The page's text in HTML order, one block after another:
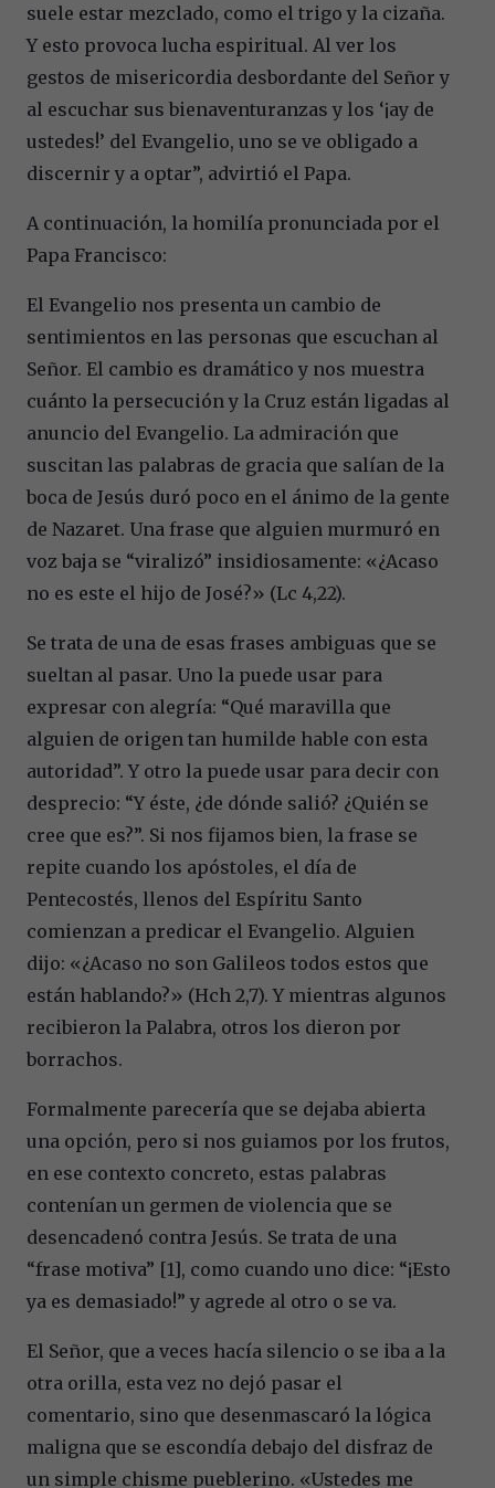
suele estar mezclado, como el trigo y la cizaña.
Y esto provoca lucha espiritual. Al ver los
gestos de misericordia desbordante del Señor y
al escuchar sus bienaventuranzas y los ‘¡ay de
ustedes!’ del Evangelio, uno se ve obligado a
discernir y a optar”, advirtió el Papa.
A continuación, la homilía pronunciada por el
Papa Francisco:
El Evangelio nos presenta un cambio de
sentimientos en las personas que escuchan al
Señor. El cambio es dramático y nos muestra
cuánto la persecución y la Cruz están ligadas al
anuncio del Evangelio. La admiración que
suscitan las palabras de gracia que salían de la
boca de Jesús duró poco en el ánimo de la gente
de Nazaret. Una frase que alguien murmuró en
voz baja se “viralizó” insidiosamente: «¿Acaso
no es este el hijo de José?» (Lc 4,22).
Se trata de una de esas frases ambiguas que se
sueltan al pasar. Uno la puede usar para
expresar con alegría: “Qué maravilla que
alguien de origen tan humilde hable con esta
autoridad”. Y otro la puede usar para decir con
desprecio: “Y éste, ¿de dónde salió? ¿Quién se
cree que es?”. Si nos fijamos bien, la frase se
repite cuando los apóstoles, el día de
Pentecostés, llenos del Espíritu Santo
comienzan a predicar el Evangelio. Alguien
dijo: «¿Acaso no son Galileos todos estos que
están hablando?» (Hch 2,7). Y mientras algunos
recibieron la Palabra, otros los dieron por
borrachos.
Formalmente parecería que se dejaba abierta
una opción, pero si nos guiamos por los frutos,
en ese contexto concreto, estas palabras
contenían un germen de violencia que se
desencadenó contra Jesús. Se trata de una
“frase motiva” [1], como cuando uno dice: “¡Esto
ya es demasiado!” y agrede al otro o se va.
El Señor, que a veces hacía silencio o se iba a la
otra orilla, esta vez no dejó pasar el
comentario, sino que desenmascaró la lógica
maligna que se escondía debajo del disfraz de
un simple chisme pueblerino. «Ustedes me